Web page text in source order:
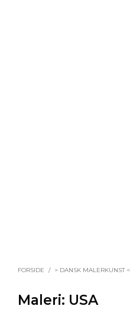
FORSIDE / > DANSK MALERKUNST <
Maleri: USA